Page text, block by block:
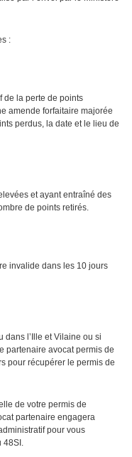
:
de la perte de points
amende forfaitaire majorée
perdus, la date et le lieu de
et ayant entraîné des
de points retirés.
invalide dans les 10 jours
dans l’Ille et Vilaine ou si
partenaire avocat permis de
pour récupérer le permis de
de votre permis de
partenaire engagera
pour vous
48SI.